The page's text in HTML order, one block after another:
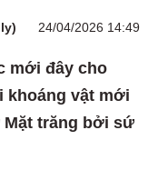
24/04/2026 14:49
mới đây cho
khoáng vật mới
Mặt trăng bởi sứ